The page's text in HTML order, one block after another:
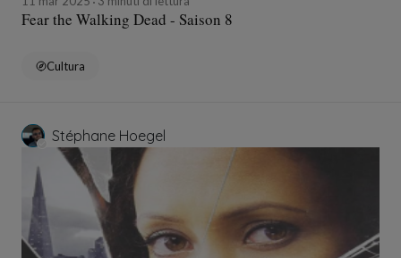
Fear the Walking Dead - Saison 8
Cultura
Stéphane Hoegel